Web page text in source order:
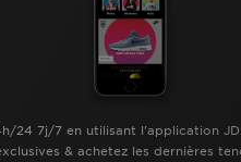
24 7j/7 en utilisant l'application
& achetez les dernières